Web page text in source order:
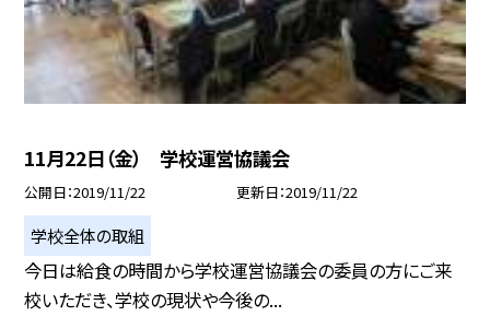
11月22日（金） 学校運営協議会
公開日 2019/11/22 更新日 2019/11/22
学校全体の取組
今日は給食の時間から学校運営協議会の委員の方にご来
校いただき、学校の現状や今後の...